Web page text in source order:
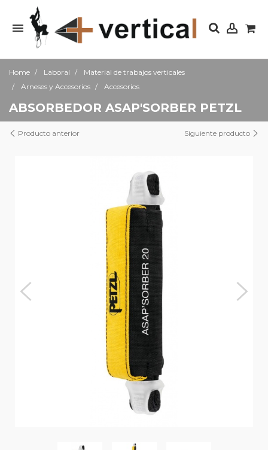
Home Laboral
Material de trabajos verticales
Arneses y Accesorios
Accesorios
ABSORBEDOR ASAP'SORBER PETZL
Producto anterior Siguiente producto